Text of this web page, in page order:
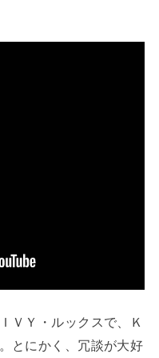
ＶＹ・ルックスで、Ｋ
とにかく、冗談が大好